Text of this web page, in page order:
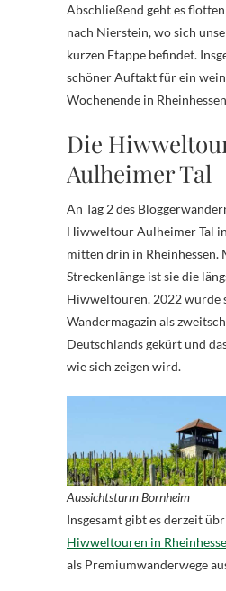
Abschließend geht es
nach Nierstein, wo sich
kurzen Etappe befindet.
schöner Auftakt für ein
Wochenende in
Die
Aulheimer Tal
An Tag 2 des
Hiwweltour Aulheimer Tal
mitten drin in
Streckenlänge ist sie die
Hiwweltouren. 2022 wurde
Wandermagazin als
Deutschlands gekürt und
wie sich zeigen wird.
Aussichtsturm Bornheim
Insgesamt gibt es derzeit
Hiwweltouren in
als Premiumwanderwege